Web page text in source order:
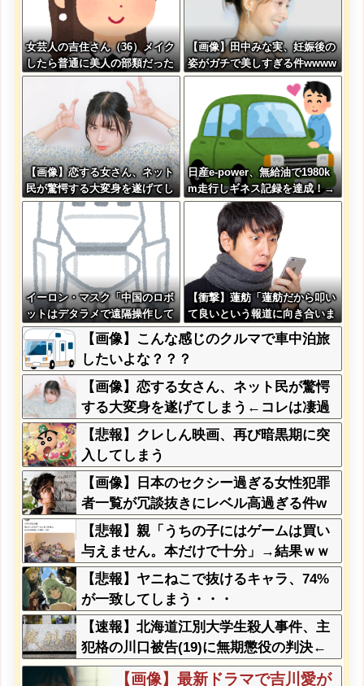
女芸人の吉住さん（36）メイク
したら普通に美人の部類だった
と判明ｗｗｗｗｗｗｗｗｗ
【画像】田中みな実、妊娠後の
姿がガチで美しすぎる件wwww
ww
【画像】恋する女さん、ネット
民が驚愕する大変身を遂げてし
まう←コレは凄過ぎるw w w w
w w w w
日産e-power、無給油で1980k
m走行しギネス記録を達成！→
山頂から下ってるだけでした…
イーロン・マスク「中国のロボ
ットはデタラメで遠隔操作して
るだけ」
【衝撃】蓮舫「蓮舫だから叩い
て良いという報道に向き合いま
す！」X民「高市だから叩いて
良いをやってるのがお前だろ」
←これ…w w
【画像】こんな感じのクルマで車中泊旅
したいよな？？？
【画像】恋する女さん、ネット民が驚愕
する大変身を遂げてしまう←コレは凄過
ぎるw w w w w w w w
【悲報】クレしん映画、再び暗黒期に突
入してしまう
【画像】日本のセクシー過ぎる女性犯罪
者一覧が冗談抜きにレベル高過ぎる件w
w w w w w w w w
【悲報】親「うちの子にはゲームは買い
与えません。本だけで十分」→結果ｗｗ
ｗ【悲報】ヤニねこで抜けるキャラ、74%
が一致してしまう・・・
【速報】北海道江別大学生殺人事件、主
犯格の川口被告(19)に無期懲役の判決←
これ、妥当だと思う？？？？？？
【画像】最新ドラマで吉川愛が